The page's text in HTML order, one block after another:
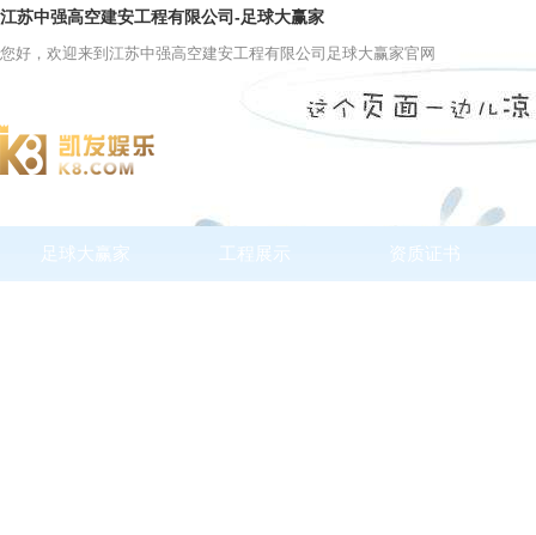
江苏中强高空建安工程有限公司-足球大赢家
您好，欢迎来到江苏中强高空建安工程有限公司足球大赢家官网
足球大赢家 工程展示 资质证书